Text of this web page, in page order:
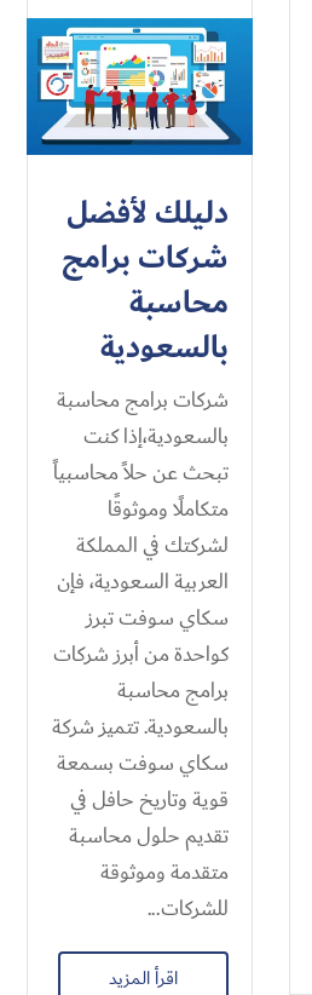
دليلك لأفضل
شركات برامج
محاسبة
بالسعودية
شركات برامج محاسبة
بالسعودية،إذا كنت
تبحث عن حلاً محاسبياً
متكاملًا وموثوقًا
لشركتك في المملكة
العربية السعودية، فإن
سكاي سوفت تبرز
كواحدة من أبرز شركات
برامج محاسبة
بالسعودية. تتميز شركة
سكاي سوفت بسمعة
قوية وتاريخ حافل في
تقديم حلول محاسبة
متقدمة وموثوقة
للشركات...
اقرأ المزيد